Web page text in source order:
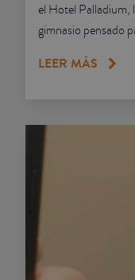
el Hotel Palladium,
gimnasio pensado
LEER MÁS